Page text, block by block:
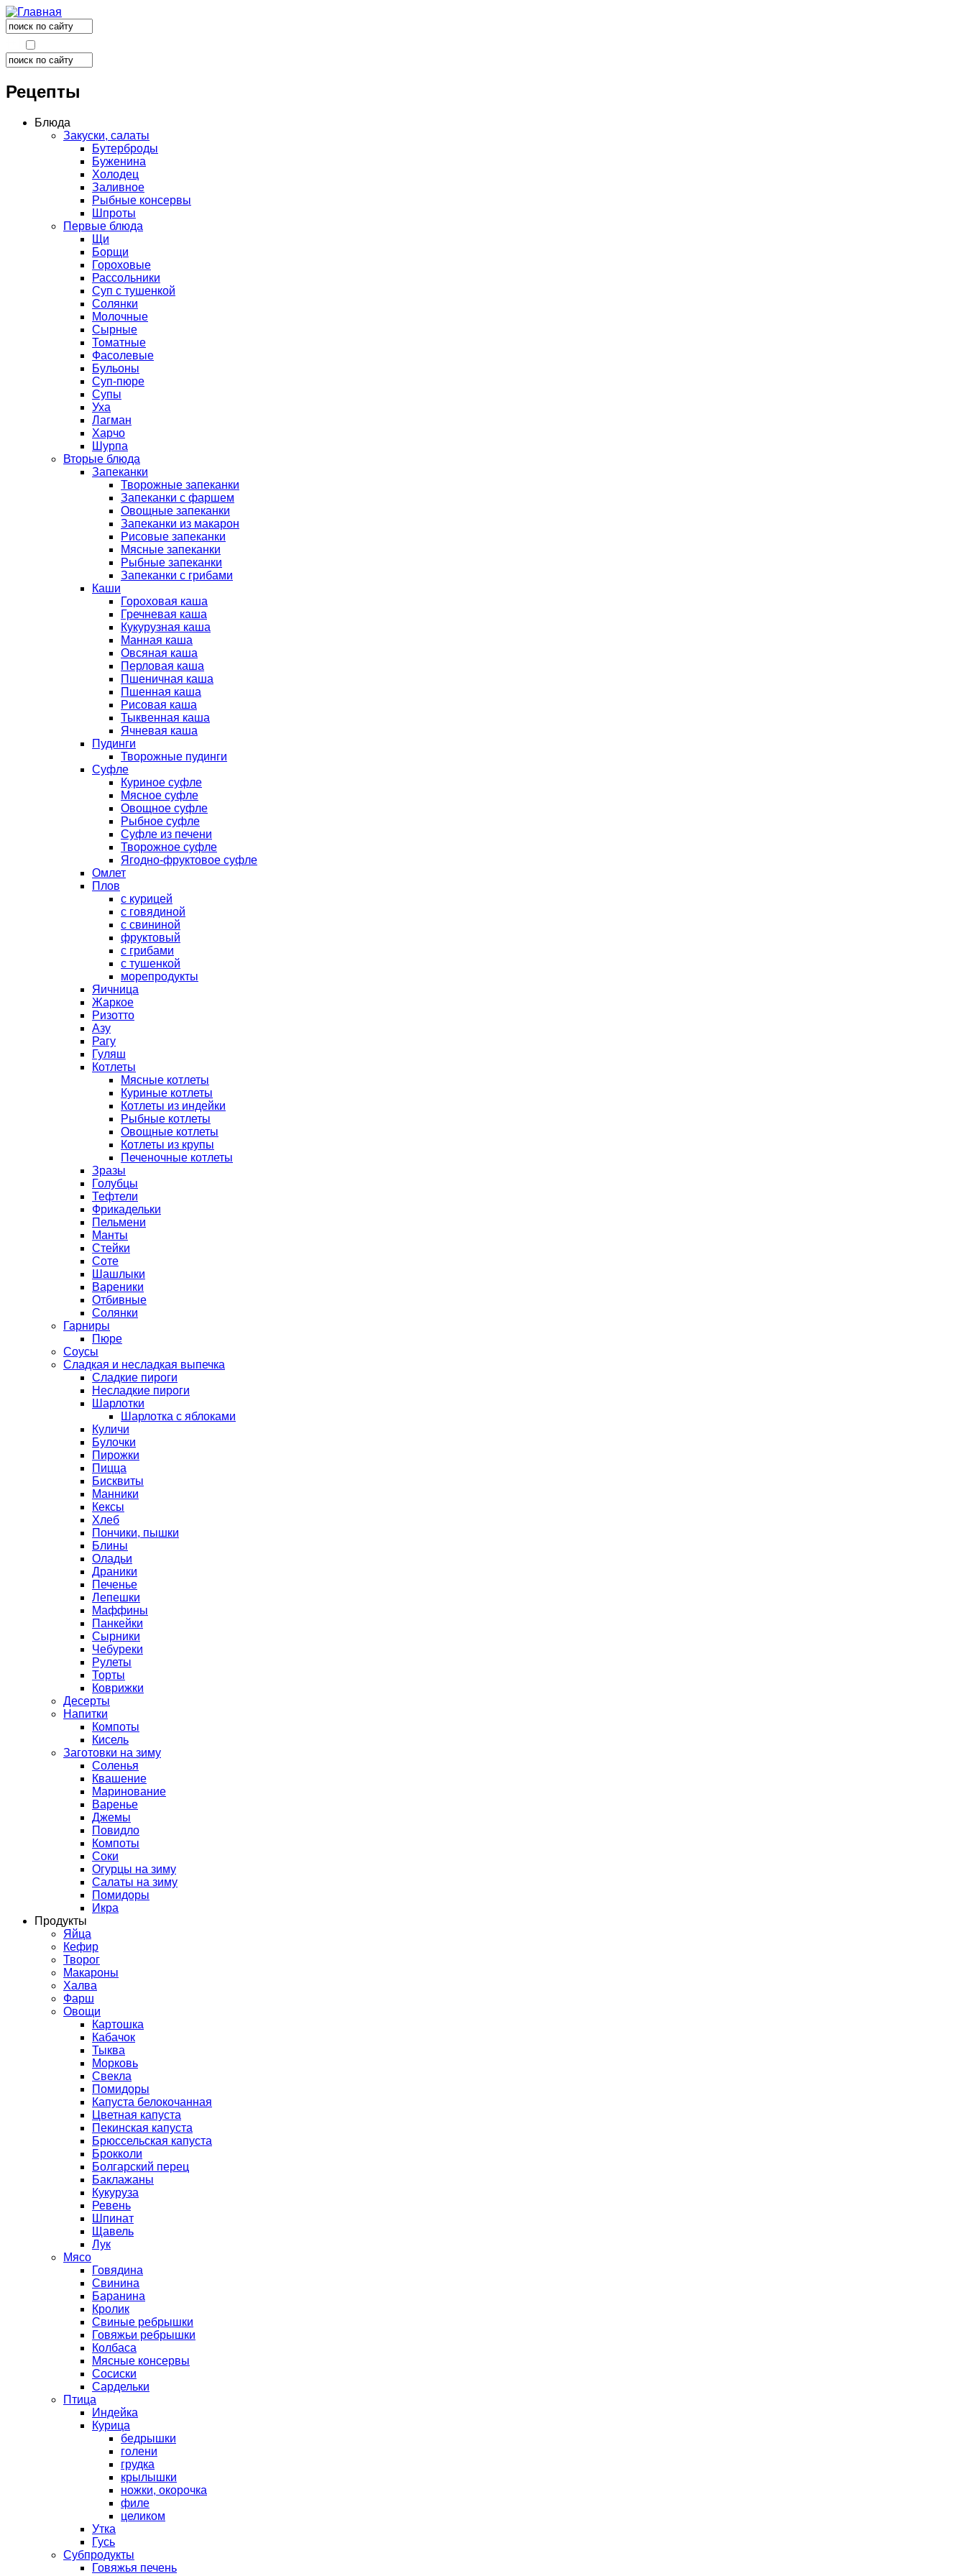
Форма поиска
Поиск
Поиск
Рецепты
Блюда
Закуски, салаты
Бутерброды
Буженина
Холодец
Заливное
Рыбные консервы
Шпроты
Первые блюда
Щи
Борщи
Гороховые
Рассольники
Суп с тушенкой
Солянки
Молочные
Сырные
Томатные
Фасолевые
Бульоны
Суп-пюре
Супы
Уха
Лагман
Харчо
Шурпа
Вторые блюда
Запеканки
Творожные запеканки
Запеканки с фаршем
Овощные запеканки
Запеканки из макарон
Рисовые запеканки
Мясные запеканки
Рыбные запеканки
Запеканки с грибами
Каши
Гороховая каша
Гречневая каша
Кукурузная каша
Манная каша
Овсяная каша
Перловая каша
Пшеничная каша
Пшенная каша
Рисовая каша
Тыквенная каша
Ячневая каша
Пудинги
Творожные пудинги
Суфле
Куриное суфле
Мясное суфле
Овощное суфле
Рыбное суфле
Суфле из печени
Творожное суфле
Ягодно-фруктовое суфле
Омлет
Плов
с курицей
с говядиной
с свининой
фруктовый
с грибами
с тушенкой
морепродукты
Яичница
Жаркое
Ризотто
Азу
Рагу
Гуляш
Котлеты
Мясные котлеты
Куриные котлеты
Котлеты из индейки
Рыбные котлеты
Овощные котлеты
Котлеты из крупы
Печеночные котлеты
Зразы
Голубцы
Тефтели
Фрикадельки
Пельмени
Манты
Стейки
Соте
Шашлыки
Вареники
Отбивные
Солянки
Гарниры
Пюре
Соусы
Сладкая и несладкая выпечка
Сладкие пироги
Несладкие пироги
Шарлотки
Шарлотка с яблоками
Куличи
Булочки
Пирожки
Пицца
Бисквиты
Манники
Кексы
Хлеб
Пончики, пышки
Блины
Оладьи
Драники
Печенье
Лепешки
Маффины
Панкейки
Сырники
Чебуреки
Рулеты
Торты
Коврижки
Десерты
Напитки
Компоты
Кисель
Заготовки на зиму
Соленья
Квашение
Маринование
Варенье
Джемы
Повидло
Компоты
Соки
Огурцы на зиму
Салаты на зиму
Помидоры
Икра
Продукты
Яйца
Кефир
Творог
Макароны
Халва
Фарш
Овощи
Картошка
Кабачок
Тыква
Морковь
Свекла
Помидоры
Капуста белокочанная
Цветная капуста
Пекинская капуста
Брюссельская капуста
Брокколи
Болгарский перец
Баклажаны
Кукуруза
Ревень
Шпинат
Щавель
Лук
Мясо
Говядина
Свинина
Баранина
Кролик
Свиные ребрышки
Говяжьи ребрышки
Колбаса
Мясные консервы
Сосиски
Сардельки
Птица
Индейка
Курица
бедрышки
голени
грудка
крылышки
ножки, окорочка
филе
целиком
Утка
Гусь
Субпродукты
Говяжья печень